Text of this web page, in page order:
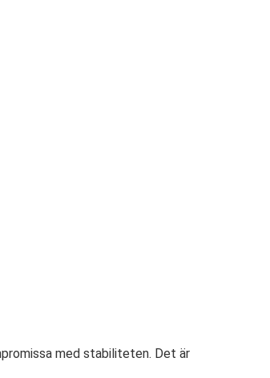
med stabiliteten. Det är